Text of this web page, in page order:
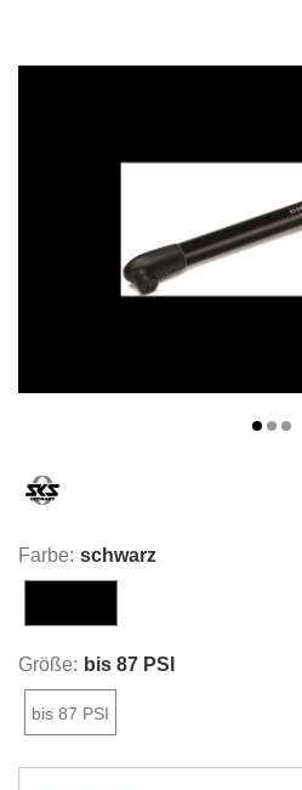
Farbe: schwarz
Größe: bis 87 PSI
bis 87 PSI